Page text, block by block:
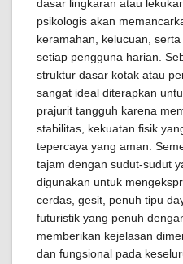
dasar lingkaran atau
psikologis akan
keramahan, kelucuan,
setiap pengguna harian.
struktur dasar kotak atau
sangat ideal diterapkan
prajurit tangguh karena
stabilitas, kekuatan fisik
tepercaya yang aman.
tajam dengan sudut-sudut
digunakan untuk
cerdas, gesit, penuh tipu
futuristik yang penuh
memberikan kejelasan
dan fungsional pada